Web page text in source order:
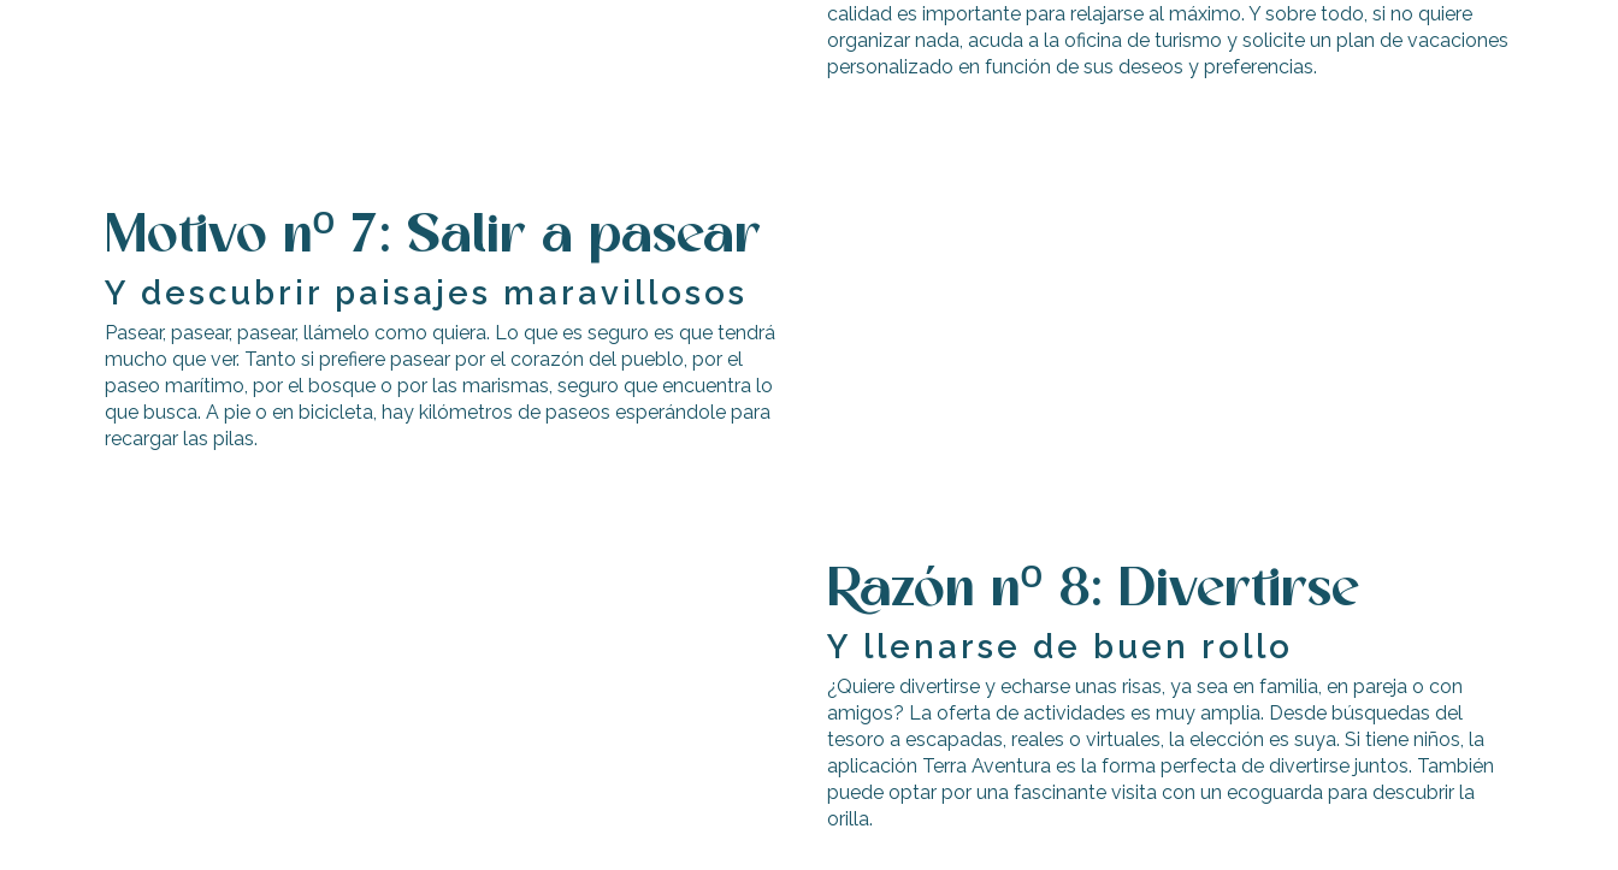
calidad es importante para relajarse al máximo. Y sobre todo, si no quiere
organizar nada, acuda a la oficina de turismo y solicite un plan de vacaciones
personalizado en función de sus deseos y preferencias.
Motivo nº 7: Salir a pasear
Y descubrir paisajes maravillosos
Pasear, pasear, pasear, llámelo como quiera. Lo que es seguro es que tendrá
mucho que ver. Tanto si prefiere pasear por el corazón del pueblo, por el
paseo marítimo, por el bosque o por las marismas, seguro que encuentra lo
que busca. A pie o en bicicleta, hay kilómetros de paseos esperándole para
recargar las pilas.
Razón nº 8: Divertirse
Y llenarse de buen rollo
¿Quiere divertirse y echarse unas risas, ya sea en familia, en pareja o con
amigos? La oferta de actividades es muy amplia. Desde búsquedas del
tesoro a escapadas, reales o virtuales, la elección es suya. Si tiene niños, la
aplicación Terra Aventura es la forma perfecta de divertirse juntos. También
puede optar por una fascinante visita con un ecoguarda para descubrir la
orilla.